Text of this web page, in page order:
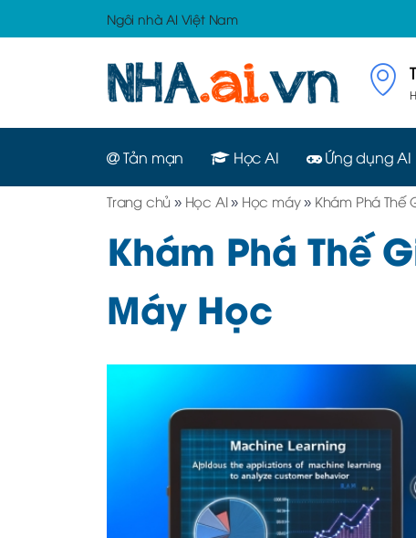
Ngôi nhà AI Việt Nam
Tản mạn Học AI Ứng dụng AI
Trang chủ » Học AI» Học máy» Khám Phá Thế
Khám Phá Thế
Máy Học